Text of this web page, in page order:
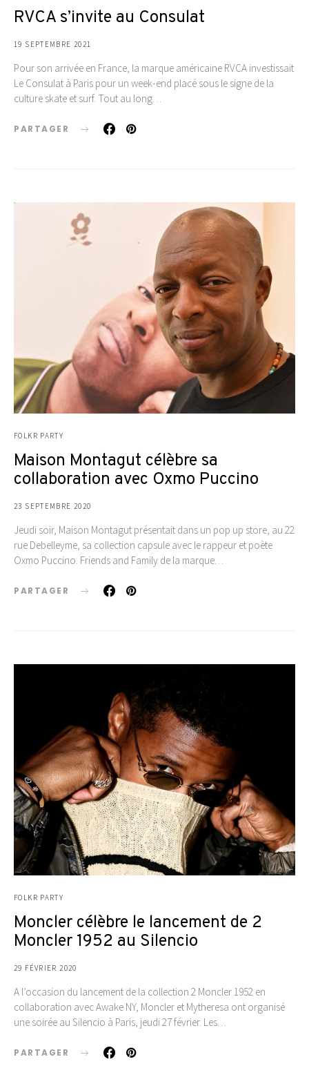
RVCA s’invite au Consulat
19 SEPTEMBRE 2021
Pour son arrivée en France, la marque américaine RVCA investissait
Le Consulat à Paris pour un week-end placé sous le signe de la
culture skate et surf. Tout au long…
PARTAGER
FOLKR PARTY
Maison Montagut célèbre sa
collaboration avec Oxmo Puccino
23 SEPTEMBRE 2020
Jeudi soir, Maison Montagut présentait dans un pop up store, au 22
rue Debelleyme, sa collection capsule avec le rappeur et poète
Oxmo Puccino. Friends and Family de la marque…
PARTAGER
FOLKR PARTY
Moncler célèbre le lancement de 2
Moncler 1952 au Silencio
29 FÉVRIER 2020
A l’occasion du lancement de la collection 2 Moncler 1952 en
collaboration avec Awake NY, Moncler et Mytheresa ont organisé
une soirée au Silencio à Paris, jeudi 27 février. Les…
PARTAGER